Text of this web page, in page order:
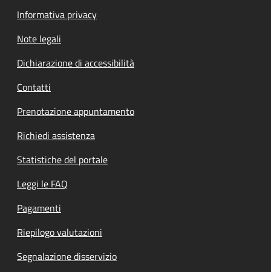
Informativa privacy
Note legali
Dichiarazione di accessibilità
Contatti
Prenotazione appuntamento
Richiedi assistenza
Statistiche del portale
Leggi le FAQ
Pagamenti
Riepilogo valutazioni
Segnalazione disservizio